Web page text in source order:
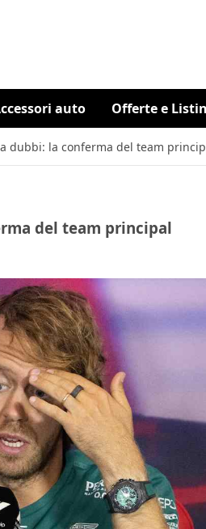
auto Offerte e
dubbi: la conferma del team
del team principal